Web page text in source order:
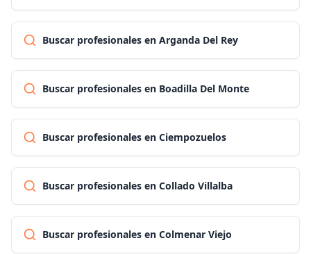
Buscar profesionales en Arganda Del Rey
Buscar profesionales en Boadilla Del Monte
Buscar profesionales en Ciempozuelos
Buscar profesionales en Collado Villalba
Buscar profesionales en Colmenar Viejo